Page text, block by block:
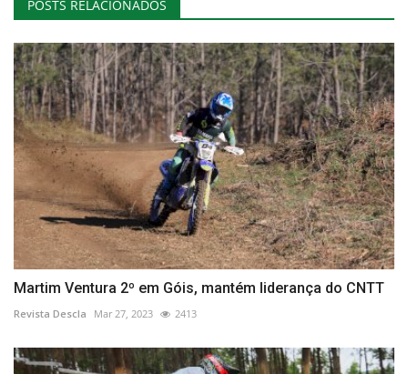
POSTS RELACIONADOS
Martim Ventura 2º em Góis, mantém liderança do CNTT
Revista Descla Mar 27, 2023 2413